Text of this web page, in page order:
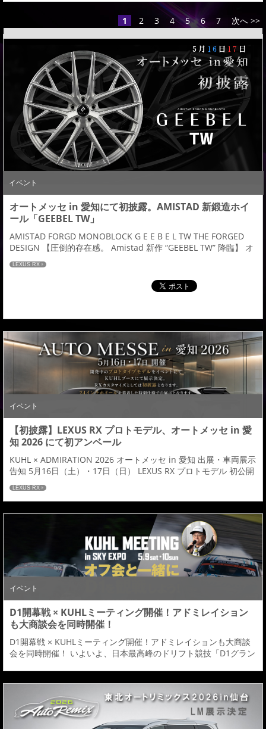
1 2 3 4 5 6 7 次へ >>
イベント
オートメッセ in 愛知にて初披露。AMISTAD 新鍛造ホイ
ール「GEEBEL TW」
AMISTAD FORGD MONOBLOCK G E E B E L TW THE FORGED
DESIGN 【圧倒的存在感。 Amistad 新作 “GEEBEL TW” 降臨】 オ
ートメッセ in 愛知にて、アミスタットから待望の新作ホイール
「GEEBEL TW（ジーベル ティーダブリュ）」 がついに初披
露。・鍛造新シリーズとしてGEEBEL （ジーベル）・第一作目と
LEXUS RX
イベント
【初披露】LEXUS RX プロトモデル、オートメッセ in 愛
知 2026 にて初アンベール
KUHL × ADMIRATION 2026 オートメッセ in 愛知 出展・車両展示
告知 5月16日（土）・17日（日） LEXUS RX プロトモデル 初公開
待望の最新作が、 ついにベールを脱ぎます。 来る「2026 オート
メッセ in 愛知」のKUHLブースにて、 LEXUS RX プロトモデルの
初公開が決定いたしました。 今回の展示車両は、単なる展示車で
はありません。 エクステリアは、フ...
LEXUS RX
イベント
D1開幕戦 × KUHLミーティング開催！アドミレイション
も大商談会を同時開催！
D1開幕戦 × KUHLミーティング開催！アドミレイションも大商談
会を同時開催！ いよいよ、日本最高峰のドリフト競技「D1グラン
幕戦は、KUHLRACINGが冠スポンサーとして開催される特別な2
日間。 会場では様々なイベントコンテンツが展開されます。詳...